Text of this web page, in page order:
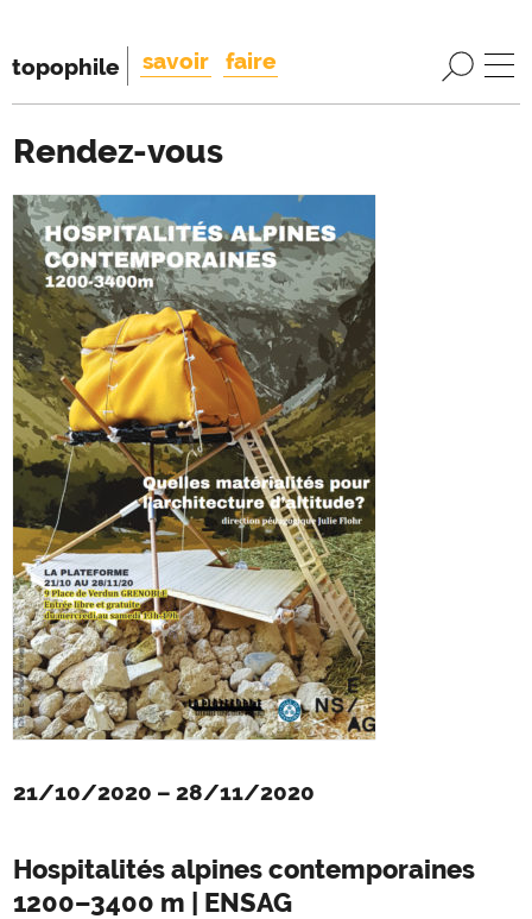
topophile savoir faire
Rendez-vous
21/10/2020 – 28/11/2020
Hospitalités alpines contemporaines
1200–3400 m | ENSAG